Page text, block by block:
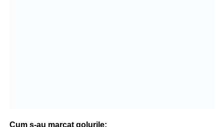
Cum s-au marcat golurile: